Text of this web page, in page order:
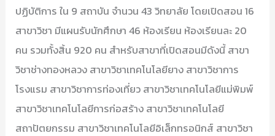
ปฏิบัติการ ใน 9 สถาบัน จำนวน 43 วิทยาลัย โดยเปิดสอน 16
สาขาวิชา มีแผนรับนักศึกษา 46 ห้องเรียน ห้องเรียนละ 20
คน รวมทั้งสิ้น 920 คน สำหรับสาขาที่เปิดสอนมีดังนี้ สาขา
วิชาช่างทองหลวง สาขาวิชาเทคโนโลยียาง สาขาวิชาการ
โรงแรม สาขาวิชาการท่องเที่ยว สาขาวิชาเทคโนโลยีแม่พิมพ์
สาขาวิชาเทคโนโลยีการก่อสร้าง สาขาวิชาเทคโนโลยี
สถาปัตยกรรม สาขาวิชาเทคโนโลยีอิเล็กทรอนิกส์ สาขาวิชา